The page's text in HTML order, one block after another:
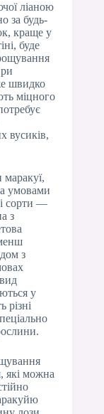
ліаною
за будь-
краще у
буде
швидко
міцного
вусиків,
маракуї,
умовами
сорти —
з
з
у
різні
які можна